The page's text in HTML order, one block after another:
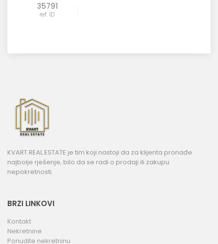
35791
ref. ID
KVART REAL ESTATE je tim koji nastoji da za klijenta pronađe
najbolje rješenje, bilo da se radi o prodaji ili zakupu
nepokretnosti.
BRZI LINKOVI
Kontakt
Nekretnine
Ponudite nekretninu